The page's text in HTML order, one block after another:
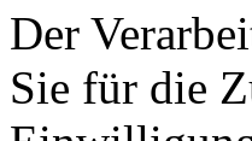
Der
Sie für die